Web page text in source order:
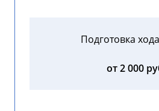
Подготовка
от 2 000